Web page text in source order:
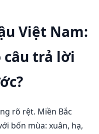
Việt Nam:
câu trả lời
rõ rệt. Miền Bắc
bốn mùa: xuân, hạ,